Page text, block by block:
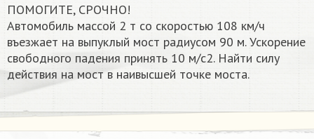
ПОМОГИТЕ, СРОЧНО!
Автомобиль массой 2 т со скоростью 108 км/ч
въезжает на выпуклый мост радиусом 90 м. Ускорение
свободного падения принять 10 м/с2. Найти силу
действия на мост в наивысшей точке моста.